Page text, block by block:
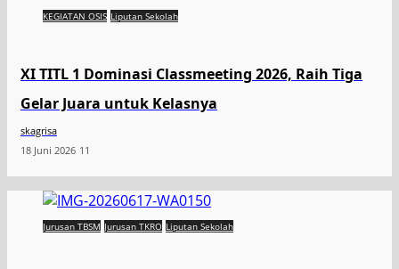
KEGIATAN OSIS Liputan Sekolah
XI TITL 1 Dominasi Classmeeting 2026, Raih Tiga
Gelar Juara untuk Kelasnya
skagrisa
18 Juni 2026 11
Jurusan TBSM Jurusan TKRO Liputan Sekolah